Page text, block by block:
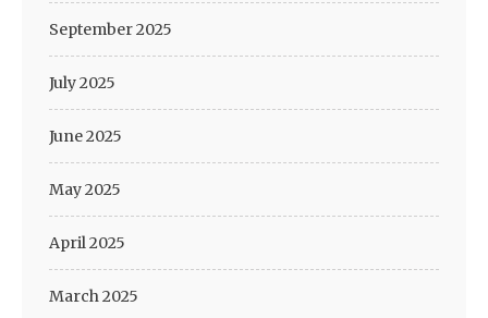
September 2025
July 2025
June 2025
May 2025
April 2025
March 2025